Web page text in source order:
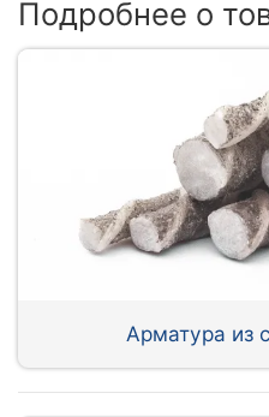
Подробнее о
Арматура из